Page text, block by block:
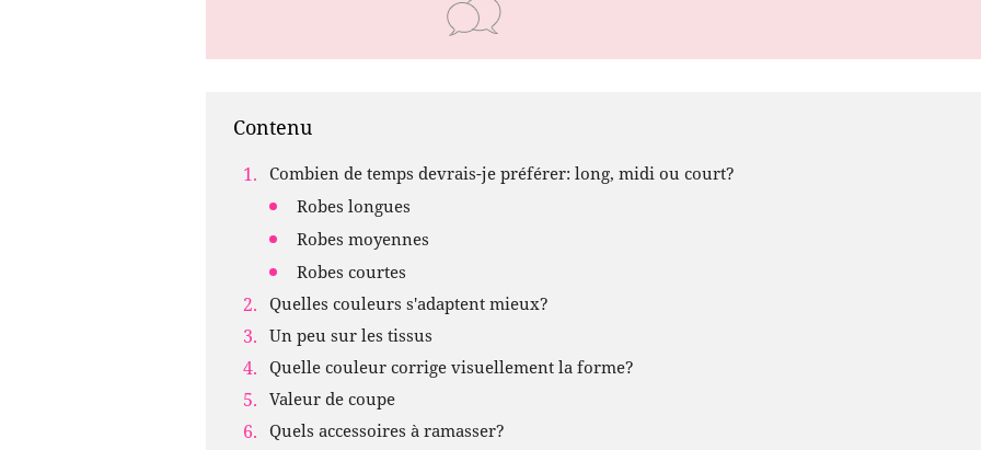
Contenu
Combien de temps devrais-je préférer: long, midi ou court?
Robes longues
Robes moyennes
Robes courtes
Quelles couleurs s'adaptent mieux?
Un peu sur les tissus
Quelle couleur corrige visuellement la forme?
Valeur de coupe
Quels accessoires à ramasser?